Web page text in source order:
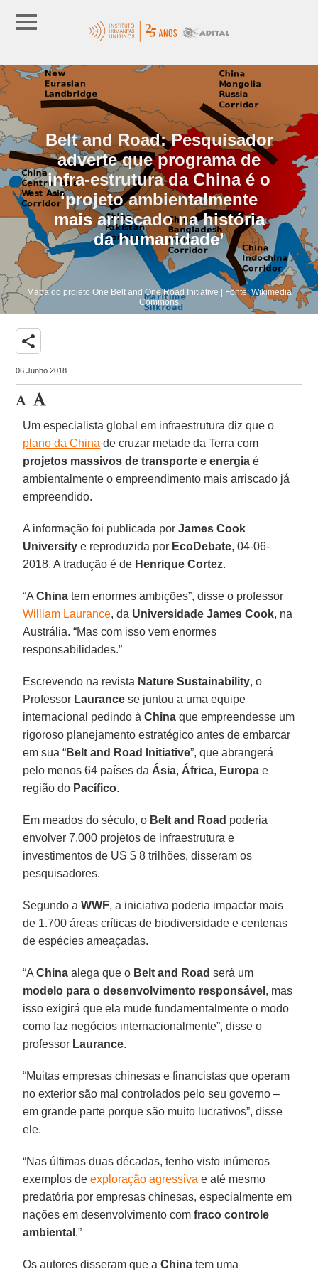
Belt and Road: Pesquisador
adverte que programa de
infra-estrutura da China é o
‘projeto ambientalmente
mais arriscado na história
da humanidade’
Mapa do projeto One Belt and One Road Initiative | Fonte: Wikimedia
Commons
share
06 Junho 2018
Um especialista global em infraestrutura diz que o
plano da China de cruzar metade da Terra com
projetos massivos de transporte e energia é
ambientalmente o empreendimento mais arriscado já
empreendido.
A informação foi publicada porJames Cook
University e reproduzida por EcoDebate, 04-06-
2018. A tradução é de Henrique Cortez.
“AChina tem enormes ambições”, disse o professor
William Laurance, da Universidade James Cook, na
Austrália. “Mas com isso vem enormes
responsabilidades.”
Escrevendo na revista Nature Sustainability, o
Professor Laurance se juntou a uma equipe
internacional pedindo àChina que empreendesse um
rigoroso planejamento estratégico antes de embarcar
em sua “Belt and Road Initiative”, que abrangerá
pelo menos 64 países da Ásia, África, Europa e
região do Pacífico.
Em meados do século, o Belt and Road poderia
envolver 7.000 projetos de infraestrutura e
investimentos de US $ 8 trilhões, disseram os
pesquisadores.
Segundo aWWF, a iniciativa poderia impactar mais
de 1.700 áreas críticas de biodiversidade e centenas
de espécies ameaçadas.
“AChina alega que o Belt and Road será um
modelo para o desenvolvimento responsável , mas
isso exigirá que ela mude fundamentalmente o modo
como faz negócios internacionalmente”, disse o
professor Laurance.
“Muitas empresas chinesas e financistas que operam
no exterior são mal controlados pelo seu governo –
em grande parte porque são muito lucrativos”, disse
ele.
“Nas últimas duas décadas, tenho visto inúmeros
exemplos deexploração agressiva e até mesmo
predatória por empresas chinesas, especialmente em
nações em desenvolvimento comfraco controle
ambiental .”
Os autores disseram que aChina tem uma